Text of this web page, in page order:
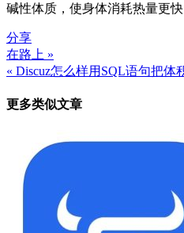
碱性体质，使身体消耗热量更
分享
文
章
导
在路上 »
« Discuz怎么样用SQL语句把
更多类似文章